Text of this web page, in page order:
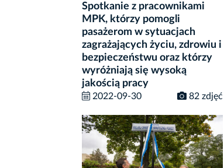
Spotkanie z pracownikami
MPK, którzy pomogli
pasażerom w sytuacjach
zagrażających życiu, zdrowiu i
bezpieczeństwu oraz którzy
wyróżniają się wysoką
jakością pracy
2022-09-30 82 zdjęć